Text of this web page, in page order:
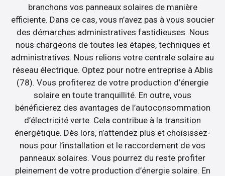
branchons vos panneaux solaires de manière
efficiente. Dans ce cas, vous n’avez pas à vous soucier
des démarches administratives fastidieuses. Nous
nous chargeons de toutes les étapes, techniques et
administratives. Nous relions votre centrale solaire au
réseau électrique. Optez pour notre entreprise à Ablis
(78). Vous profiterez de votre production d’énergie
solaire en toute tranquillité. En outre, vous
bénéficierez des avantages de l’autoconsommation
d’électricité verte. Cela contribue à la transition
énergétique. Dès lors, n’attendez plus et choisissez-
nous pour l’installation et le raccordement de vos
panneaux solaires. Vous pourrez du reste profiter
pleinement de votre production d’énergie solaire. En